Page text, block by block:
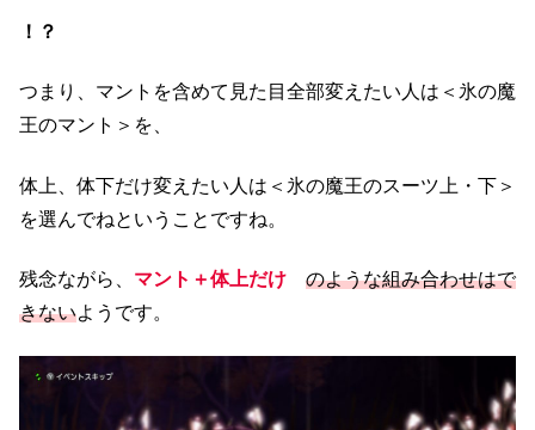
！？
つまり、マントを含めて見た目全部変えたい人は＜氷の魔
王のマント＞を、
体上、体下だけ変えたい人は＜氷の魔王のスーツ上・下＞
を選んでねということですね。
残念ながら、 マント＋体上だけ
のような組み合わせはで
きないようです。